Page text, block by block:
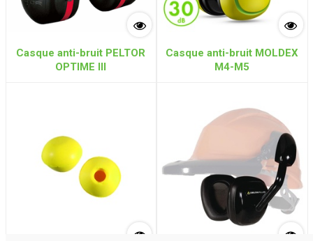
Casque anti-bruit PELTOR
OPTIME III
Casque anti-bruit MOLDEX
M4-M5